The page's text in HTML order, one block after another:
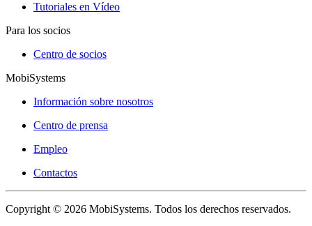
Tutoriales en Vídeo
Para los socios
Centro de socios
MobiSystems
Información sobre nosotros
Centro de prensa
Empleo
Contactos
Copyright © 2026 MobiSystems. Todos los derechos reservados.